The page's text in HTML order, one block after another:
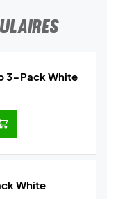
3-Pack White
White